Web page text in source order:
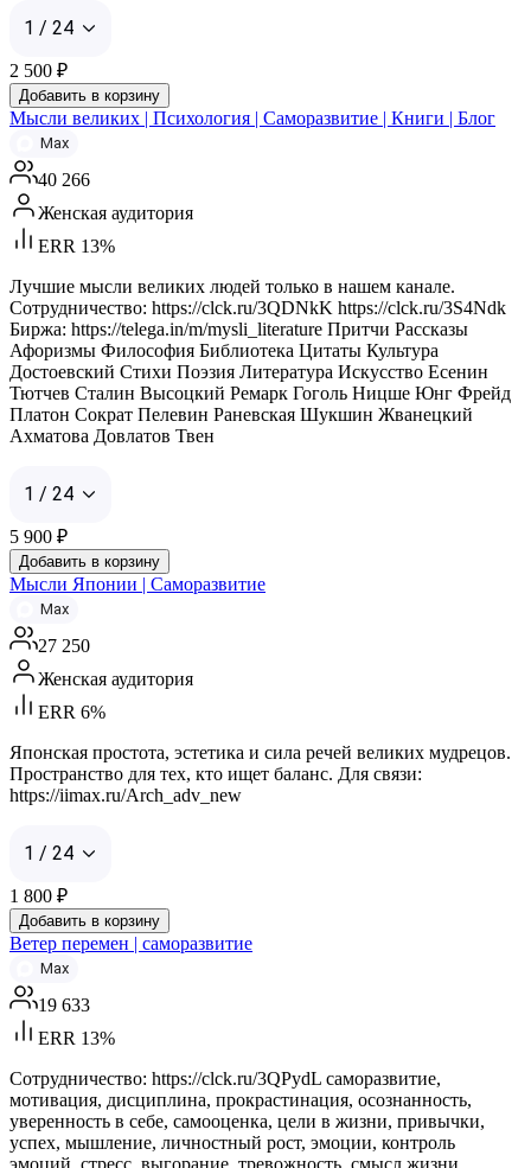
1 / 24
2 500 ₽
Добавить в корзину
Мысли великих | Психология | Саморазвитие | Книги | Блог
Max
40 266
Женская аудитория
ERR 13%
Лучшие мысли великих людей только в нашем канале.
Сотрудничество: https://clck.ru/3QDNkK https://clck.ru/3S4Ndk
Биржа: https://telega.in/m/mysli_literature Притчи Рассказы
Афоризмы Философия Библиотека Цитаты Культура
Достоевский Стихи Поэзия Литература Искусство Есенин
Тютчев Сталин Высоцкий Ремарк Гоголь Ницше Юнг Фрейд
Платон Сократ Пелевин Раневская Шукшин Жванецкий
Ахматова Довлатов Твен
1 / 24
5 900 ₽
Добавить в корзину
Мысли Японии | Саморазвитие
Max
27 250
Женская аудитория
ERR 6%
Японская простота, эстетика и сила речей великих мудрецов.
Пространство для тех, кто ищет баланс. Для связи:
https://iimax.ru/Arch_adv_new
1 / 24
1 800 ₽
Добавить в корзину
Ветер перемен | саморазвитие
Max
19 633
ERR 13%
Сотрудничество: https://clck.ru/3QPydL саморазвитие,
мотивация, дисциплина, прокрастинация, осознанность,
уверенность в себе, самооценка, цели в жизни, привычки,
успех, мышление, личностный рост, эмоции, контроль
эмоций, стресс, выгорание, тревожность, смысл жизни,